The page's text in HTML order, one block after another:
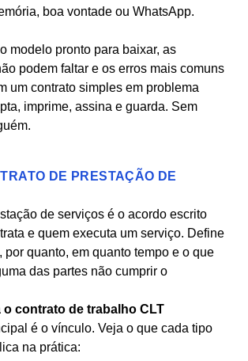
boa vontade ou WhatsApp.
modelo pronto para baixar, as
podem faltar e os erros mais comuns
um contrato simples em problema
imprime, assina e guarda. Sem
DE PRESTAÇÃO DE
de serviços é o acordo escrito
e quem executa um serviço. Define
por quanto, em quanto tempo e o que
das partes não cumprir o
o contrato de trabalho CLT
é o vínculo. Veja o que cada tipo
na prática: